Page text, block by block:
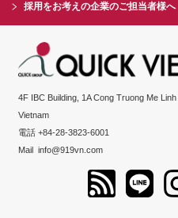
採用をお考えの企業のご担当者様へ
4F IBC Building, 1A Cong Truong Me
Vietnam
電話 +84-28-3823-6001
Mailinfo@919vn.com